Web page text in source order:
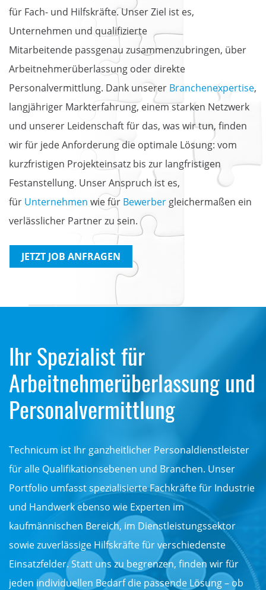
für Fach- und Hilfskräfte. Unser Ziel ist es,
Unternehmen und qualifizierte
Mitarbeitende passgenau zusammenzubringen, über
Arbeitnehmerüberlassung oder direkte
Personalvermittlung. Dank unserer Branchenexpertise,
langjähriger Markterfahrung, einem starken Netzwerk
und unserer Leidenschaft für das, was wir tun, finden
wir für jede Anforderung die optimale Lösung: vom
kurzfristigen Projekteinsatz bis zur langfristigen
Festanstellung. Unser Anspruch ist es,
für Unternehmen wie für Bewerber gleichermaßen ein
verlässlicher Partner zu sein.
JETZT JOB ANFRAGEN
Ihr Spezialist für
Arbeitnehmerüberlassung und
Personalvermittlung
Technicum ist Ihr ganzheitlicher Personaldienstleister
für alle Qualifikationsebenen und Branchen. Unser
Portfolio umfasst spezialisierte Fachkräfte für Industrie
und Handwerk ebenso wie Experten im
kaufmännischen Bereich, im Dienstleistungssektor
sowie zuverlässige Hilfskräfte für verschiedenste
Einsatzfelder. Statt uns zu begrenzen, finden wir für
jeden individuellen Bedarf die passende Lösung – ob